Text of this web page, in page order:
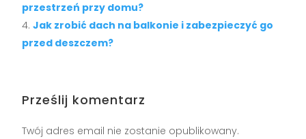
przestrzeń przy domu?
Jak zrobić dach na balkonie i zabezpieczyć go
przed deszczem?
Prześlij komentarz
Twój adres email nie zostanie opublikowany.